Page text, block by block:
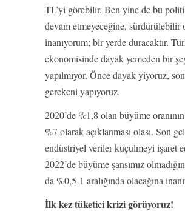
TL’yi görebilir. Ben yine de bu
devam etmeyeceğine, sürdürülebilir
inanıyorum; bir yerde duracaktır.
ekonomisinde dayak yemeden bir
yapılmıyor. Önce dayak yiyoruz,
gerekeni yapıyoruz.
2020’de %1,8 olan büyüme
%7 olarak açıklanması olası. Son
endüstriyel veriler küçülmeyi işaret
2022’de büyüme şansımız
da %0,5-1 aralığında olacağına
İlk kez tüketici krizi görüyoruz!